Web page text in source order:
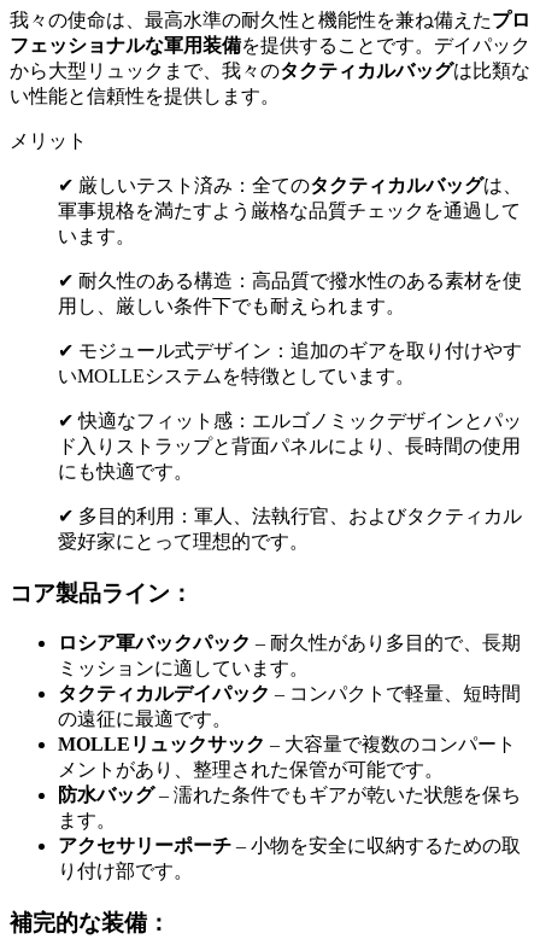
我々の使命は、最高水準の耐久性と機能性を兼ね備えたプロ
フェッショナルな軍用装備を提供することです。デイパック
から大型リュックまで、我々のタクティカルバッグは比類な
い性能と信頼性を提供します。
メリット
✔ 厳しいテスト済み：全てのタクティカルバッグは、
軍事規格を満たすよう厳格な品質チェックを通過して
います。
✔ 耐久性のある構造：高品質で撥水性のある素材を使
用し、厳しい条件下でも耐えられます。
✔ モジュール式デザイン：追加のギアを取り付けやす
いMOLLEシステムを特徴としています。
✔ 快適なフィット感：エルゴノミックデザインとパッ
ド入りストラップと背面パネルにより、長時間の使用
にも快適です。
✔ 多目的利用：軍人、法執行官、およびタクティカル
愛好家にとって理想的です。
コア製品ライン：
ロシア軍バックパック – 耐久性があり多目的で、長期
ミッションに適しています。
タクティカルデイパック – コンパクトで軽量、短時間
の遠征に最適です。
MOLLEリュックサック – 大容量で複数のコンパート
メントがあり、整理された保管が可能です。
防水バッグ– 濡れた条件でもギアが乾いた状態を保ち
ます。
アクセサリーポーチ – 小物を安全に収納するための取
り付け部です。
補完的な装備：